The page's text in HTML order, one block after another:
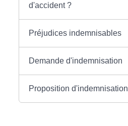
d'accident ?
Préjudices indemnisables
Demande d'indemnisation
Proposition d'indemnisation